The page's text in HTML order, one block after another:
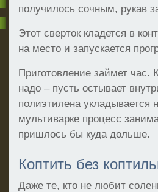
получилось сочным, рукав
Этот сверток кладется в
на место и запускается
Приготовление займет
надо – пусть остывает
полиэтилена укладывается
мультиварке процесс
пришлось бы куда дольше.
Коптить без
Даже те, кто не любит